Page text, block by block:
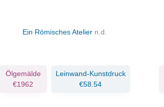
Ein Römisches Atelier n.d.
Ölgemälde
€1962
Leinwand-Kunstdruck
€58.54